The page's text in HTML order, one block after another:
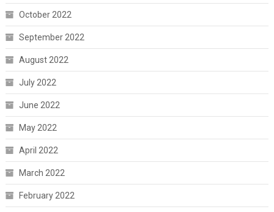
October 2022
September 2022
August 2022
July 2022
June 2022
May 2022
April 2022
March 2022
February 2022